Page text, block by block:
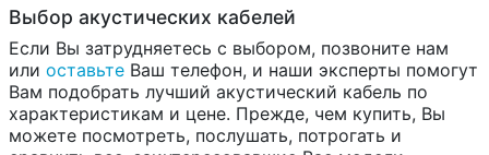
Выбор акустических кабелей
Если Вы затрудняетесь с выбором, позвоните нам
или оставьте Ваш телефон, и наши эксперты помогут
Вам подобрать лучший акустический кабель по
характеристикам и цене. Прежде, чем купить, Вы
можете посмотреть, послушать, потрогать и